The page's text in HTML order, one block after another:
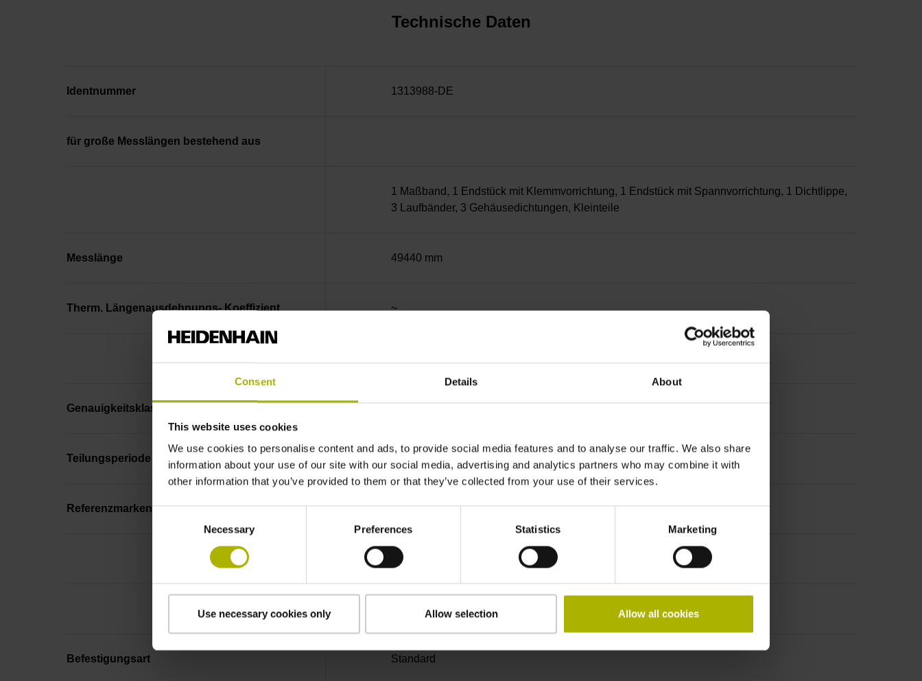
Consent Details About
This website uses cookies
We use cookies to personalise content and ads, to provide social media features and to analyse our traffic. We also share
information about your use of our site with our social media, advertising and analytics partners who may combine it with
other information that you’ve provided to them or that they’ve collected from your use of their services.
Necessary Preferences Statistics Marketing
Use necessary cookies only Allow selection Allow all cookies
Technische Daten
Identnummer 1313988-DE
für große Messlängen bestehend aus
1 Maßband, 1 Endstück mit Klemmvorrichtung, 1 Endstück mit Spannvorrichtung, 1 Dichtlippe,
3 Laufbänder, 3 Gehäusedichtungen, Kleinteile
Messlänge 49440 mm
Therm. Längenausdehnungs- Koeffizient ~
Genauigkeitsklasse
Teilungsperiode 40,000 µm Referenzmarke: abstandscodiert
Referenzmarkenlage Abstandscodierte
Referenzmarken mit Grundabstand 2000 x
Teilungsperiode
Befestigungsart Standard